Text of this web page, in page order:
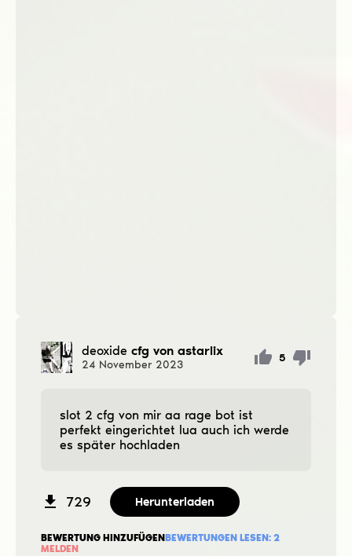
deoxide cfg von astarlix
24 November 2023
5
slot 2 cfg von mir aa rage bot ist
perfekt eingerichtet lua auch ich werde
es später hochladen
729 Herunterladen
BEWERTUNG HINZUFÜGENBEWERTUNGEN LESEN: 2
MELDEN